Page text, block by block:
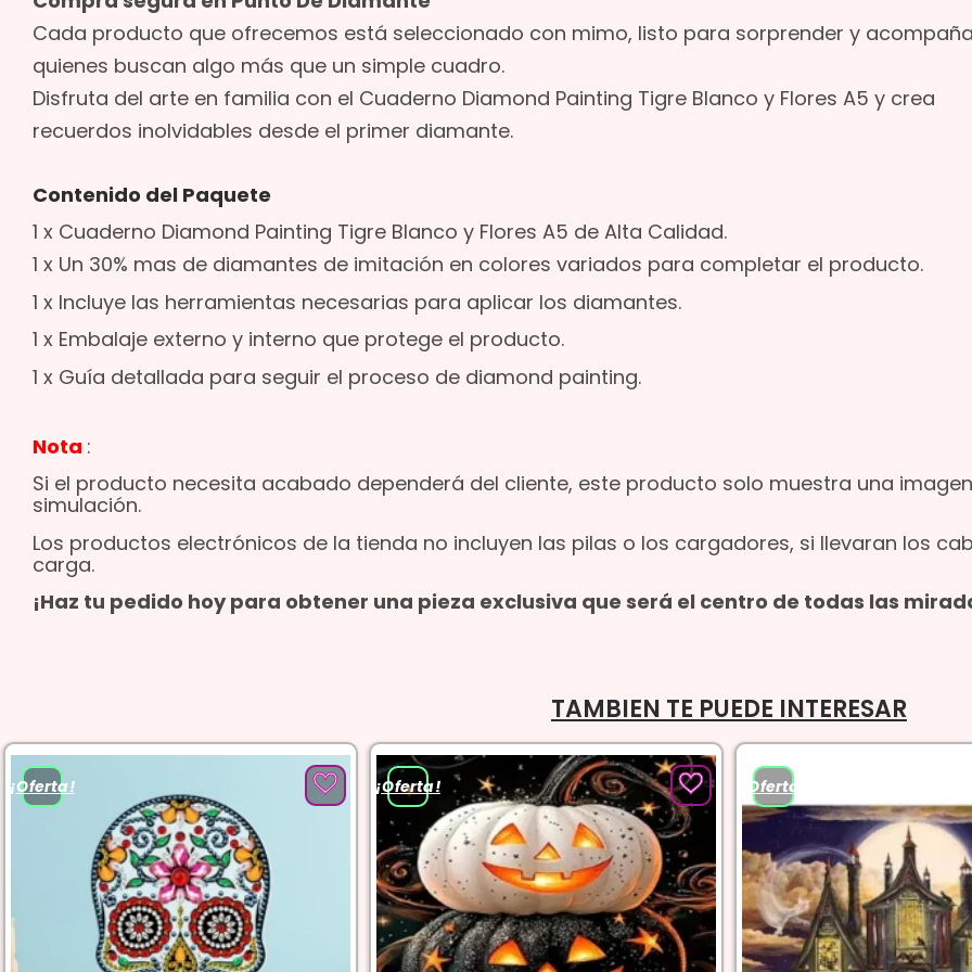
Cada producto que ofrecemos está seleccionado con mimo, listo para sorprender y
quienes buscan algo más que un simple cuadro.
Disfruta del arte en familia con el Cuaderno Diamond Painting Tigre Blanco y Flores A5 y crea
recuerdos inolvidables desde el primer diamante.
Contenido del Paquete
1 x Cuaderno Diamond Painting Tigre Blanco y Flores A5 de Alta Calidad.
1 x Un 30% mas de diamantes de imitación en colores variados para completar el producto.
1 x Incluye las herramientas necesarias para aplicar los diamantes.
1 x Embalaje externo y interno que protege el producto.
1 x Guía detallada para seguir el proceso de diamond painting.
Nota :
Si el producto necesita acabado dependerá del cliente, este producto solo muestra una
simulación.
Los productos electrónicos de la tienda no incluyen las pilas o los cargadores, si llevaran los
carga.
¡Haz tu pedido hoy para obtener una pieza exclusiva que será el centro de todas las
TAMBIEN TE PUEDE INTERESAR
¡Oferta! ¡Oferta! ¡Oferta!